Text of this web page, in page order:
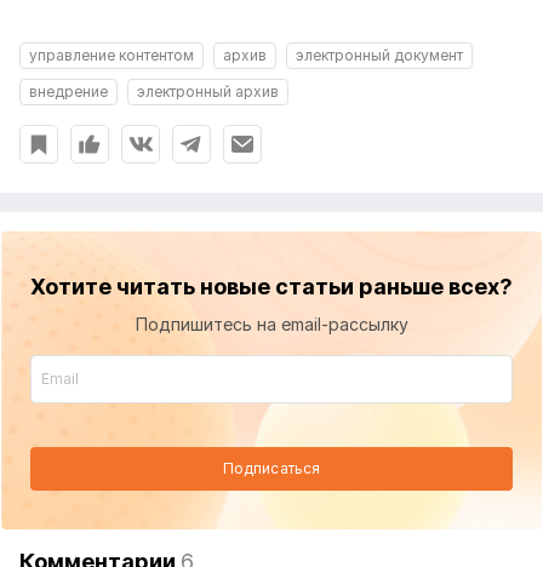
управление контентом архив
электронный документ
внедрение
электронный архив
Хотите читать новые статьи раньше всех?
Подпишитесь на email-рассылку
Подписаться
Комментарии 6